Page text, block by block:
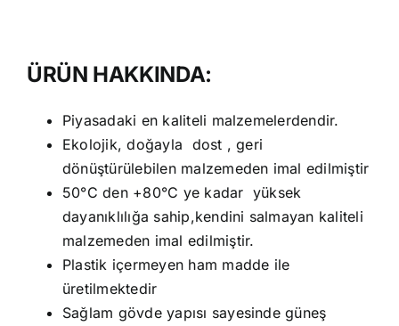
ÜRÜN HAKKINDA:
Piyasadaki en kaliteli malzemelerdendir.
Ekolojik, doğayla dost , geri
dönüştürülebilen malzemeden imal edilmiştir
50°C den +80°C ye kadar yüksek
dayanıklılığa sahip,kendini salmayan kaliteli
malzemeden imal edilmiştir.
Plastik içermeyen ham madde ile
üretilmektedir
Sağlam gövde yapısı sayesinde güneş